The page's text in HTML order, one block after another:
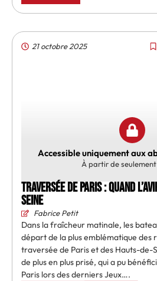
21 octobre 2025
Accessible uniquement aux
À partir de
Traversée de Paris : quand
Seine
Fabrice Petit
Dans la fraîcheur matinale, les
départ de la plus emblématique des
traversée de Paris et des Hauts-de-
de plus en plus prisé, qui a pu
Paris lors des derniers Jeux….